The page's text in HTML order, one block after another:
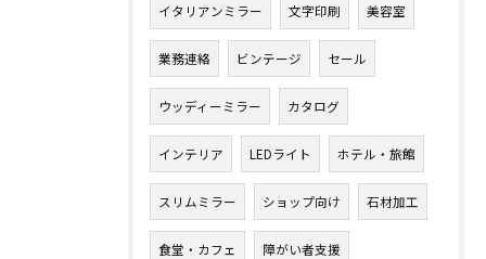
イタリアンミラー 文字印刷 美容室
業務連絡 ビンテージ セール
ウッディーミラー カタログ
インテリア LEDライト ホテル・旅館
スリムミラー ショップ向け 石材加工
食堂・カフェ 障がい者支援